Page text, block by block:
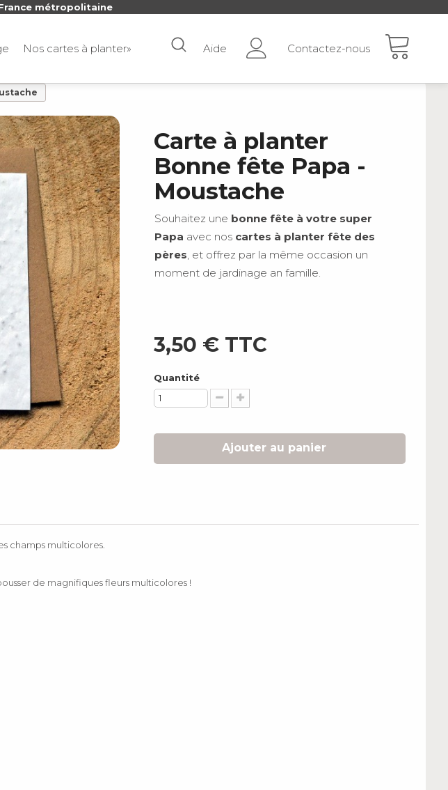
métropolitaine
Nos cartes à planter» Aide Contactez-nous
Carte à planter
Bonne fête Papa -
Moustache
Souhaitez une bonne fête à votre super
Papa avec noscartes à planter fête des
pères, et offrez par la même occasion un
moment de jardinage an famille.
3,50 €TTC
Quantité
Ajouter au panier
champs multicolores.
de magnifiques fleurs multicolores !